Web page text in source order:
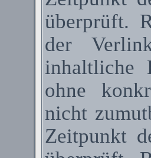
überprüft.
der
inhaltliche
ohne
nicht
Zeitpunkt